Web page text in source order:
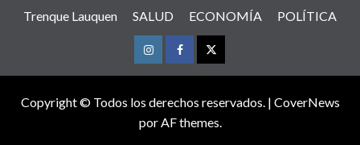
Trenque Lauquen SALUD ECONOMÍA POLÍTICA
InstagramFacebookTwitter
Copyright © Todos los derechos reservados. | CoverNews
por AF themes.